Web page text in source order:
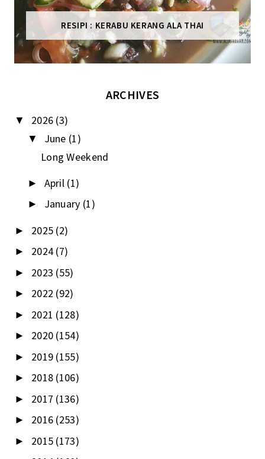
RESIPI : KERABU KERANG ALA THAI
ARCHIVES
▼ 2026 (3)
▼ June (1)
Long Weekend
► April (1)
► January (1)
► 2025 (2)
► 2024 (7)
► 2023 (55)
► 2022 (92)
► 2021 (128)
► 2020 (154)
► 2019 (155)
► 2018 (106)
► 2017 (136)
► 2016 (253)
► 2015 (173)